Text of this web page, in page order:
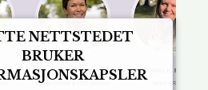
NETTSTEDET
BRUKER